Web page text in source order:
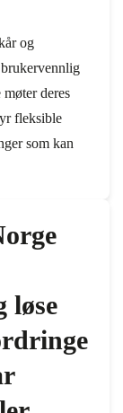
og
deres
fleksible
som kan
løse